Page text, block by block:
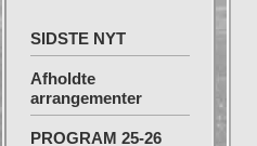
SIDSTE NYT
Afholdte
arrangementer
PROGRAM 25-26